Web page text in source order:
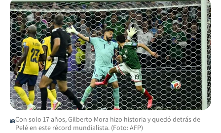
Con solo 17 años, Gilberto Mora hizo historia y quedó detrás de
Pelé en este récord mundialista. (Foto: AFP)